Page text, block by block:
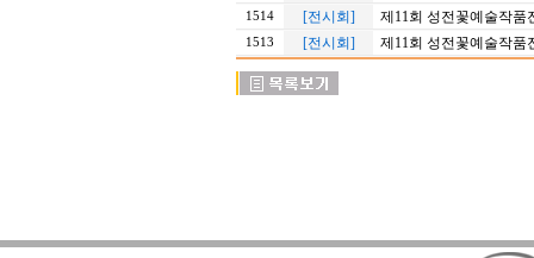
1514 [전시회] 제11회 성전꽃예술작품
1513 [전시회] 제11회 성전꽃예술작품